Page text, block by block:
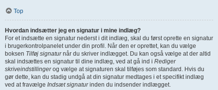
Top
Hvordan indsætter jeg en signatur i mine indlæg?
For et indsætte en signatur nederst i dit indlæg, skal du først oprette en signatur
i brugerkontrolpanelet under din profil. Når den er oprettet, kan du vælge
boksen Tilføj signaturnår du skriver indlægget. Du kan også vælge at der altid
skal indsættes en signatur til dine indlæg, ved at gå ind i Rediger
skriveindstillingerog vælge at signaturen skal tilføjes som standard. Hvis du
gør dette, kan du stadig undgå at din signatur medtages i et specifikt indlæg
ved at fravælge Indsæt signaturinden du indsender indlægget.